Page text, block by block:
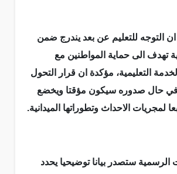
التوجه للتعليم عن بعد يندرج ضمن
تهدف الى حماية المواطنين مع
التعليمية، مؤكدة ان قرار التحول
في حال صدوره سيكون مؤقتا ويخضع
لمجريات الاحداث وتطوراتها الميدانية.
الرسمية ستصدر بيانا توضيحيا يحدد